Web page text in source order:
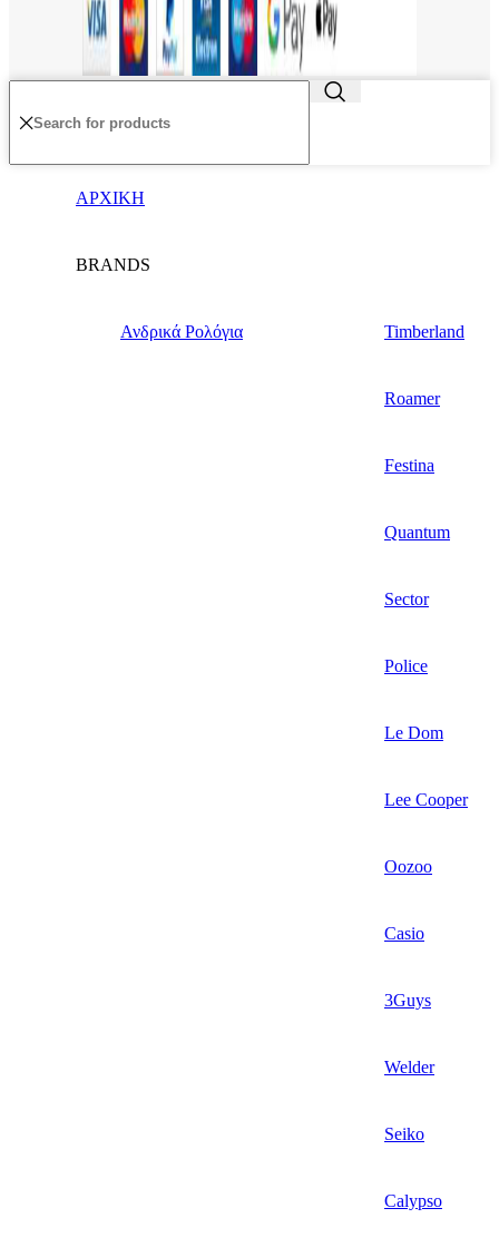
ΑΡΧΙΚΗ
BRANDS
Ανδρικά Ρολόγια Timberland
Roamer
Festina
Quantum
Sector
Police
Le Dom
Lee Cooper
Oozoo
Casio
3Guys
Welder
Seiko
Calypso